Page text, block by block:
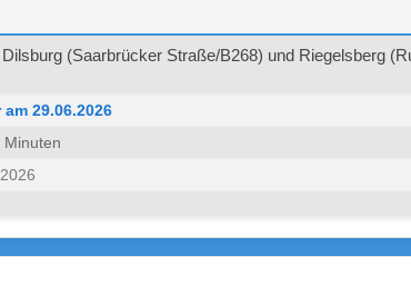
(Saarbrücker Straße/B268) und Riegelsberg
am 29.06.2026
Minuten